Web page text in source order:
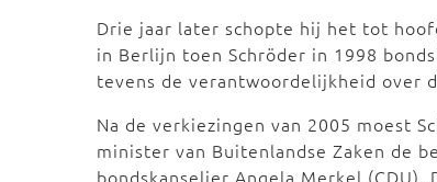
Drie jaar later schopte hij het tot
in Berlijn toen Schröder in 1998
tevens de verantwoordelijkheid over
Na de verkiezingen van 2005 moest
minister van Buitenlandse Zaken de
bondskanselier Angela Merkel